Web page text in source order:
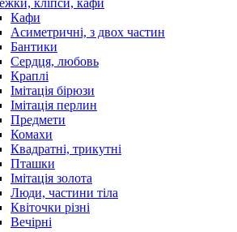
Кафи
Асиметричні, з двох частин
Бантики
Сердця, любовь
Краплі
Імітація бірюзи
Імітація перлин
Предмети
Комахи
Квадратні, трикутні
Пташки
Імітація золота
Люди, частини тіла
Квіточки різні
Вечірні